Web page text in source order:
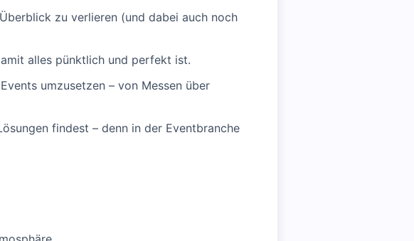
zu verlieren (und dabei auch noch
alles pünktlich und perfekt ist.
umzusetzen – von Messen über
findest – denn in der Eventbranche